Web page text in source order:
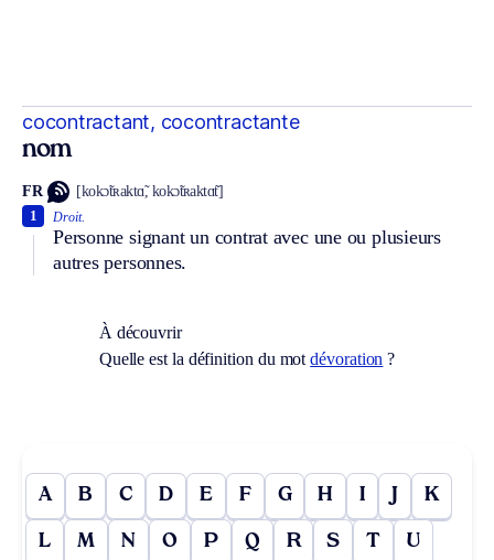
cocontractant, cocontractante
nom
FR [kokɔ̃tʀaktɑ̃, kokɔ̃tʀaktɑ̃t]
Droit.
Personne signant un contrat avec une ou plusieurs
autres personnes.
1
À découvrir
Quelle est la définition du motdévoration ?
A B C D E F G H I J K
L M N O P Q R S T U